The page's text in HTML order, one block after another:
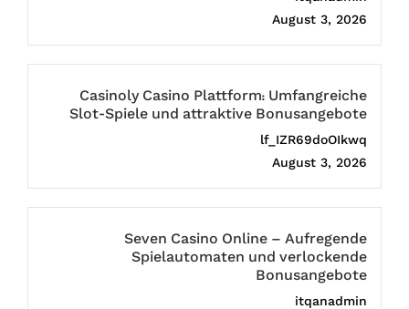
August 3, 2026
Casinoly Casino Plattform: Umfangreiche
Slot-Spiele und attraktive Bonusangebote
lf_IZR69doOIkwq
August 3, 2026
Seven Casino Online – Aufregende
Spielautomaten und verlockende
Bonusangebote
itqanadmin